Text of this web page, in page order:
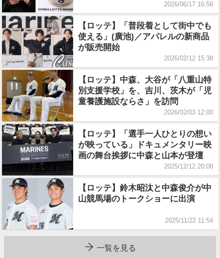
2026/06/17 16:56
【ロッテ】「普段着として街中でも
使える」(廣池)／アパレルの新商品
が販売開始
2026/02/12 15:38
【ロッテ】中森、大谷が「八重山特
別支援学校」を、吉川、茨木が「児
童養護施設ならさ」を訪問
2026/02/03 12:00
【ロッテ】「選手一人ひとりの想い
が映っている」ドキュメンタリー映
画の舞台挨拶に中森と山本が登壇
2025/12/12 20:08
【ロッテ】鈴木昭汰と中森俊介が中
山競馬場のトークショーに出演
2025/11/22 11:54
一覧を見る